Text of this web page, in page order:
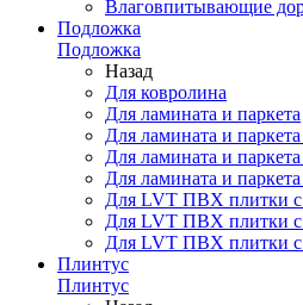
Влаговпитывающие
Подложка
Подложка
Назад
Для ковролина
Для ламината и паркета
Для ламината и
Для ламината и
Для ламината и
Для LVT ПВХ плитки с
Для LVT ПВХ плитки с
Для LVT ПВХ плитки
Плинтус
Плинтус